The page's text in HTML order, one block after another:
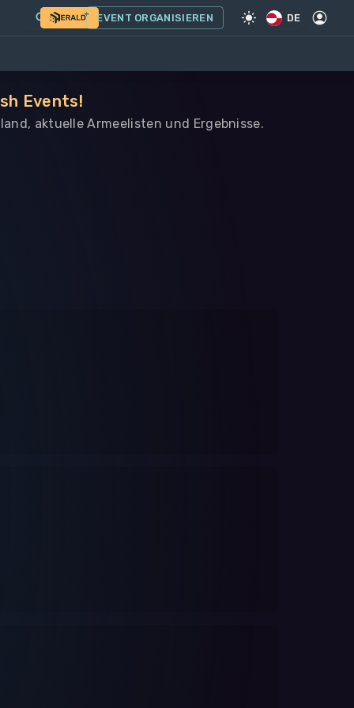
EVENT ORGANISIEREN DE
Events!
aktuelle Armeelisten und Ergebnisse.